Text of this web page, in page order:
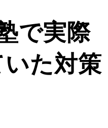
で実際
た対策